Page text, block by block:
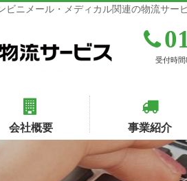
ビニメール・メディカル関連の物流サー
会社概要 事業紹介
受付時